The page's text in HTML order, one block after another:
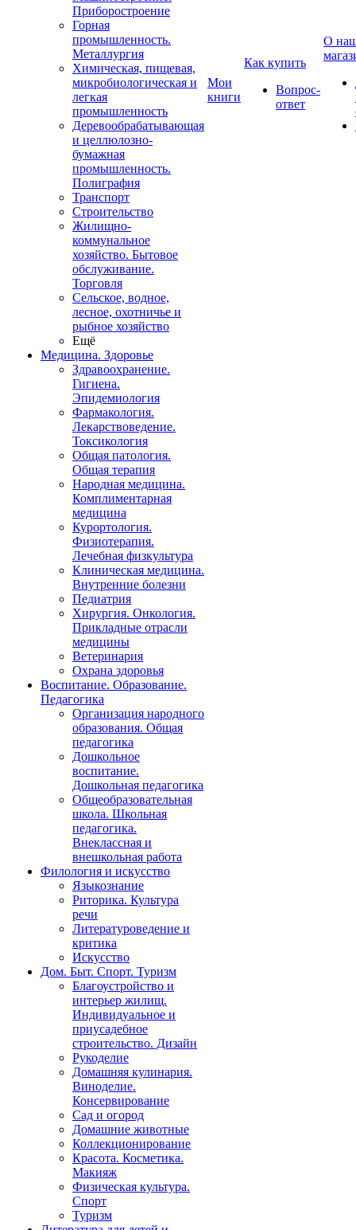
Приборостроение
Горная
промышленность.
Металлургия
Химическая, пищевая,
микробиологическая и
легкая
промышленность
Деревообрабатывающая
и целлюлозно-
бумажная
промышленность.
Полиграфия
Транспорт
Строительство
Жилищно-
коммунальное
хозяйство. Бытовое
обслуживание.
Торговля
Сельское, водное,
лесное, охотничье и
рыбное хозяйство
Ещё
Медицина. Здоровье
Здравоохранение.
Гигиена.
Эпидемиология
Фармакология.
Лекарствоведение.
Токсикология
Общая патология.
Общая терапия
Народная медицина.
Комплиментарная
медицина
Курортология.
Физиотерапия.
Лечебная физкультура
Клиническая медицина.
Внутренние болезни
Педиатрия
Хирургия. Онкология.
Прикладные отрасли
медицины
Ветеринария
Охрана здоровья
Воспитание. Образование.
Педагогика
Организация народного
образования. Общая
педагогика
Дошкольное
воспитание.
Дошкольная педагогика
Общеобразовательная
школа. Школьная
педагогика.
Внеклассная и
внешкольная работа
Филология и искусство
Языкознание
Риторика. Культура
речи
Литературоведение и
критика
Искусство
Дом. Быт. Спорт. Туризм
Благоустройство и
интерьер жилищ.
Индивидуальное и
приусадебное
строительство. Дизайн
Рукоделие
Домашняя кулинария.
Виноделие.
Консервирование
Сад и огород
Домашние животные
Коллекционирование
Красота. Косметика.
Макияж
Физическая культура.
Спорт
Туризм
Мои
книги
Как купить
Вопрос-
ответ
О